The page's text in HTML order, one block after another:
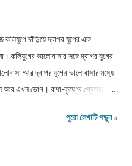
কলিযুগে দাঁড়িয়ে দ্বাপর যুগের এক
কলিযুগের ভালোবাসার সঙ্গে দ্বাপর যুগের
আর দ্বাপর যুগের ভালোবাসার মধ্যে
আর এখন ভোগ। রাধা-কৃষ্ণের প্রেমের কথা
পত্নী মায়াবতী। পূর্বজন্মে এরা ছিলেন
পুরো লেখাটি পড়ুন »